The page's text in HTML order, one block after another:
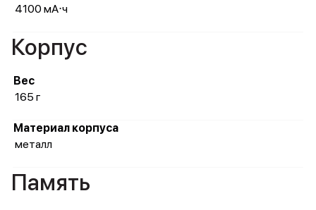
4100 мА⋅ч
Корпус
Вес
165 г
Материал корпуса
металл
Память